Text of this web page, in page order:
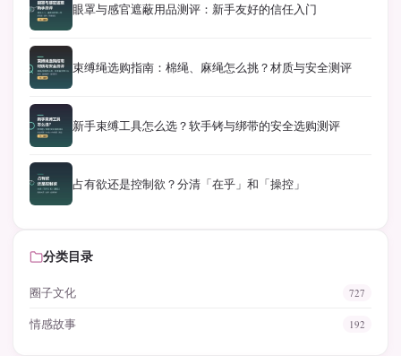
眼罩与感官遮蔽用品测评：新手友好的信任入门
束缚绳选购指南：棉绳、麻绳怎么挑？材质与安全测评
新手束缚工具怎么选？软手铐与绑带的安全选购测评
占有欲还是控制欲？分清「在乎」和「操控」
分类目录
圈子文化 727
情感故事 192